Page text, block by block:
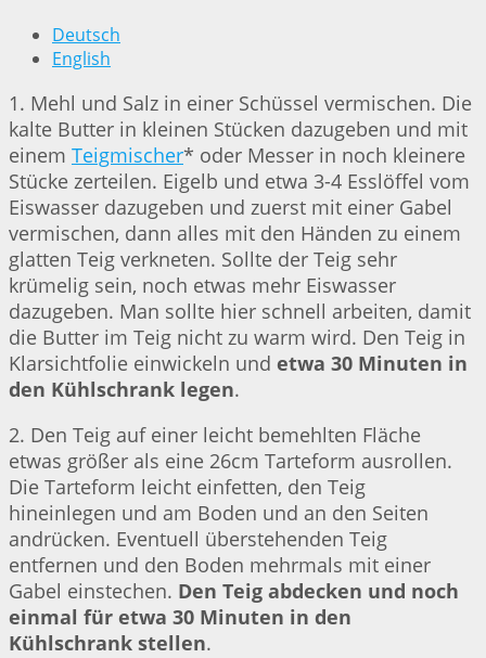
Deutsch
English
1. Mehl und Salz in einer Schüssel vermischen. Die
kalte Butter in kleinen Stücken dazugeben und mit
einem Teigmischer* oder Messer in noch kleinere
Stücke zerteilen. Eigelb und etwa 3-4 Esslöffel vom
Eiswasser dazugeben und zuerst mit einer Gabel
vermischen, dann alles mit den Händen zu einem
glatten Teig verkneten. Sollte der Teig sehr
krümelig sein, noch etwas mehr Eiswasser
dazugeben. Man sollte hier schnell arbeiten, damit
die Butter im Teig nicht zu warm wird. Den Teig in
Klarsichtfolie einwickeln und etwa 30 Minuten in
den Kühlschrank legen.
2. Den Teig auf einer leicht bemehlten Fläche
etwas größer als eine 26cm Tarteform ausrollen.
Die Tarteform leicht einfetten, den Teig
hineinlegen und am Boden und an den Seiten
andrücken. Eventuell überstehenden Teig
entfernen und den Boden mehrmals mit einer
Gabel einstechen. Den Teig abdecken und noch
einmal für etwa 30 Minuten in den
Kühlschrank stellen.